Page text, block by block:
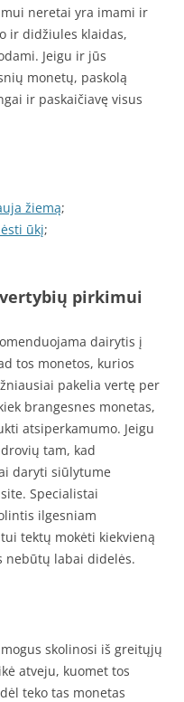
neretai yra imami ir
ir didžiules klaidas,
Jeigu ir jūs
monetų, paskolą
ir paskaičiavę visus
žiemą;
ūkį;
pirkimui
dairytis į
tos monetos, kurios
pakelia vertę per
brangesnes monetas,
atsiperkamumo. Jeigu
tam, kad
daryti siūlytume
Specialistai
ilgesniam
tektų mokėti kiekvieną
nebūtų labai didelės.
skolinosi iš greitųjų
atveju, kuomet tos
teko tas monetas